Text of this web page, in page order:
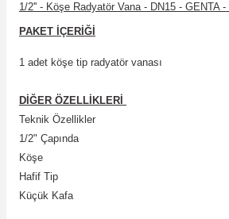
1/2'' - Köşe Radyatör Vana - DN15 - GENTA
PAKET İÇERİĞİ
1 adet köşe tip radyatör vanası
DİĞER ÖZELLİKLERİ
Teknik Özellikler
1/2" Çapında
Köşe
Hafif Tip
Küçük Kafa